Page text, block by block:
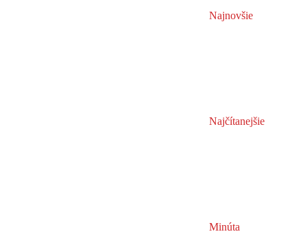
Najnovšie
Najčítanejšie
Minúta